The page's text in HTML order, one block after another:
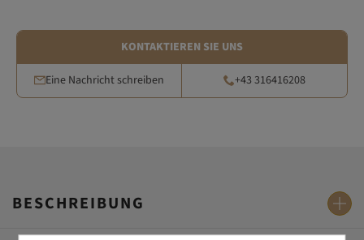
KONTAKTIEREN SIE UNS
Eine Nachricht schreiben +43 316416208
BESCHREIBUNG